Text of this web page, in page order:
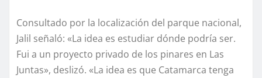
Consultado por la localización del parque nacional,
Jalil señaló: «La idea es estudiar dónde podría ser.
Fui a un proyecto privado de los pinares en Las
Juntas», deslizó. «La idea es que Catamarca tenga